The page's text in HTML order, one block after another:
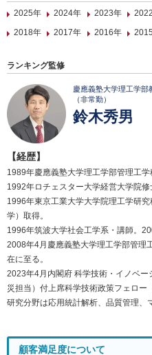
2025年
2024年 2023年
2018年
2017年 2016年
ランキング監修
慶應義塾大学理工学部
（非常勤）
鈴木秀男
【経歴】
1989年慶應義塾大学理工学部管理工学
1992年ロチェスター大学経営大学院修
1996年東京工業大学大学院理工学研
学）取得。
1996年筑波大学社会工学系・講師。
2008年4月慶應義塾大学理工学部管理
在に至る。
2023年4月内閣府 科学技術・イノベ
災担当）付上席科学技術政策フェロー
研究分野は応用統計解析、品質管理、
顧客満足度について